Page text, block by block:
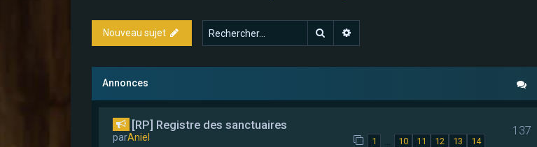
Nouveau sujet Rechercher
Annonces
[RP] Registre des sanctuaires
parAniel 1 10 11 12 13 14
137